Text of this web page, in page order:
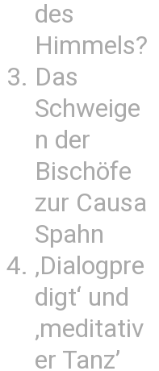
des
Himmels?
Das
Schweige
n der
Bischöfe
zur Causa
Spahn
‚Dialogpre
digt‘ und
‚meditativ
er Tanz’